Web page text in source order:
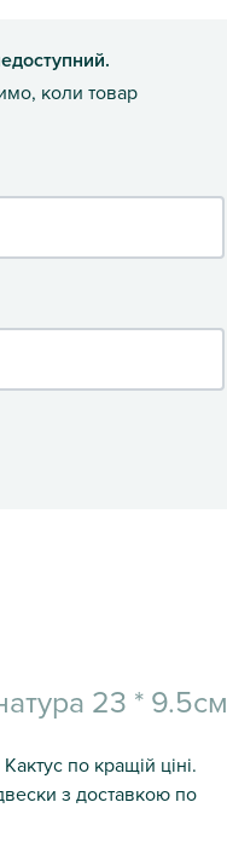
коли товар
23 * 9.5см
по кращій ціні.
з доставкою по